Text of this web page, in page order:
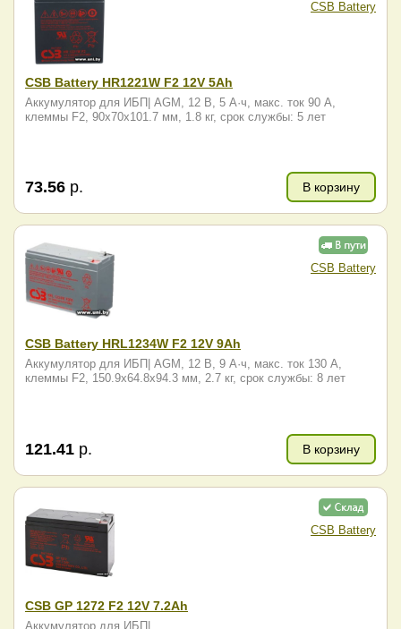
CSB Battery
CSB Battery HR1221W F2 12V 5Ah
Аккумулятор для ИБП| AGM, 12 В, 5 А·ч, макс. ток 90 А,
клеммы F2, 90x70x101.7 мм, 1.8 кг, срок службы: 5 лет
73.56 р. В корзину
CSB Battery
CSB Battery HRL1234W F2 12V 9Ah
Аккумулятор для ИБП| AGM, 12 В, 9 А·ч, макс. ток 130 А,
клеммы F2, 150.9x64.8x94.3 мм, 2.7 кг, срок службы: 8 лет
121.41 р. В корзину
CSB Battery
CSB GP 1272 F2 12V 7.2Ah
Аккумулятор для ИБП|